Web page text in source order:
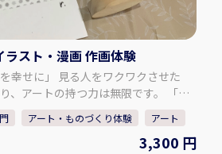
ラスト・漫画 作画体験
ワクワクさせた
、アートの持つ力は無限です。 「イ
ョークアート看板製作」を通して、
にし、「描くことの楽しさ」を皆さ
アート・ものづくり体験 アート
3,300 円